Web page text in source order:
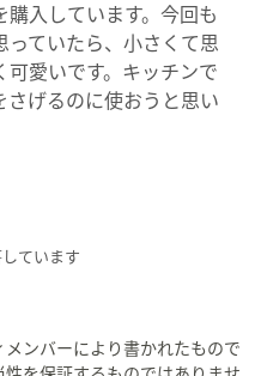
入しています。今回も
ていたら、小さくて思
愛いです。キッチンで
さげるのに使おうと思い
ています
ンバーにより書かれたもので